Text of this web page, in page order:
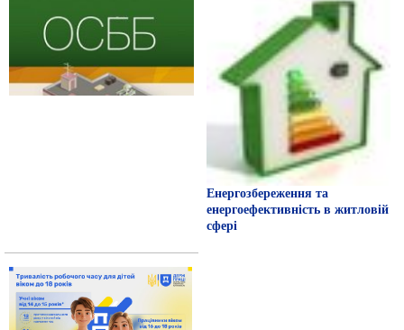
Енергозбереження та
енергоефективність в житловій
сфері